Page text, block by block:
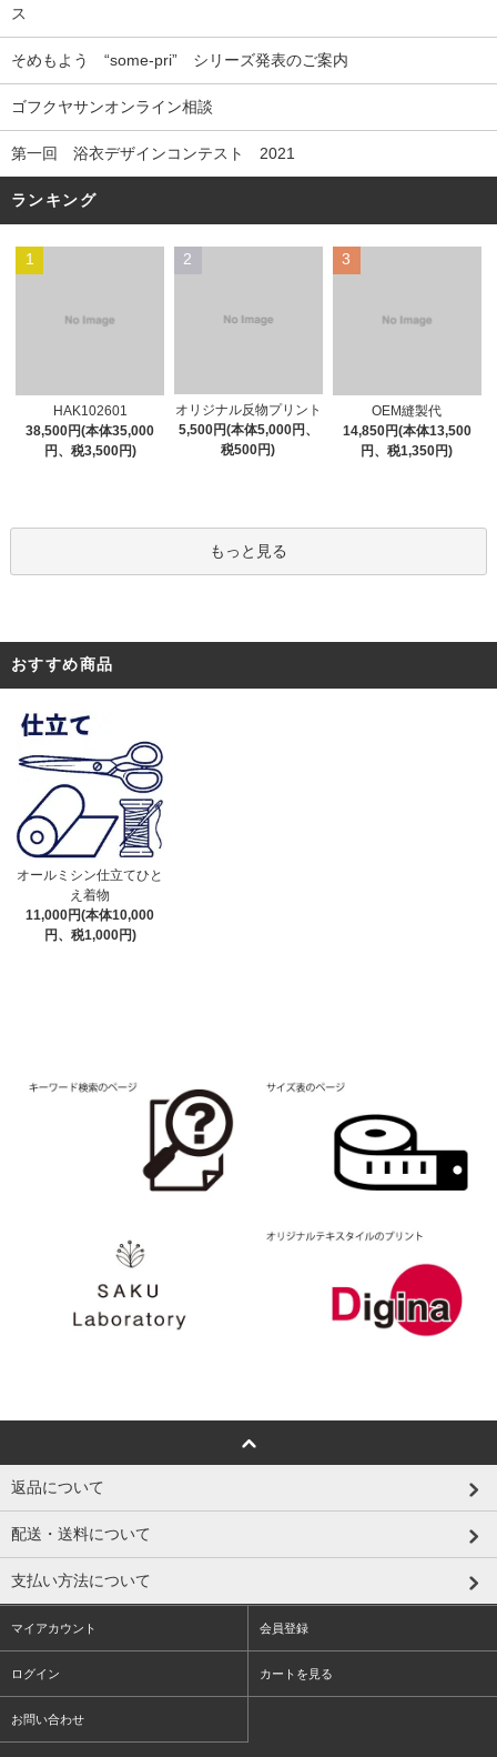
ス
そめもよう “some-pri” シリーズ発表のご案内
ゴフクヤサンオンライン相談
第一回 浴衣デザインコンテスト 2021
ランキング
1
HAK102601
38,500円(本体35,000
円、税3,500円)
2
オリジナル反物プリント
5,500円(本体5,000円、
税500円)
3
OEM縫製代
14,850円(本体13,500
円、税1,350円)
もっと見る
おすすめ商品
オールミシン仕立てひと
え着物
11,000円(本体10,000
円、税1,000円)
返品について
配送・送料について
支払い方法について
マイアカウント 会員登録
ログイン カートを見る
お問い合わせ